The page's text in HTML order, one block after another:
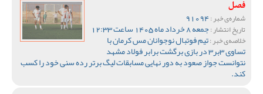
فصل
شماره‌ی خبر :
تاریخ انتشار :جمعه 8 خرداد ماه 1405 ساعت 12:33
خلاصه‌ی خبر :تیم فوتبال نوجوانان مس کرمان با
تساوی 3بر3 در بازی برگشت برابر فولاد مشهد
نتوانست جواز صعود به دور نهایی مسابقات لیگ برتر رده سنی خود را کسب
کند.